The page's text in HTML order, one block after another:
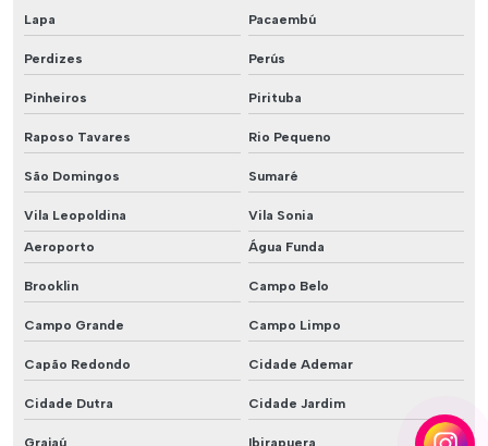
Lapa Pacaembú
Perdizes Perús
Pinheiros Pirituba
Raposo Tavares Rio Pequeno
São Domingos Sumaré
Vila Leopoldina Vila Sonia
Aeroporto Água Funda
Brooklin Campo Belo
Campo Grande Campo Limpo
Capão Redondo Cidade Ademar
Cidade Dutra Cidade Jardim
Grajaú Ibirapuera